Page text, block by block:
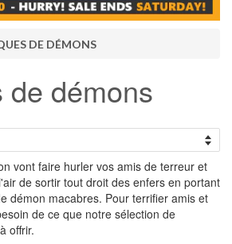
DE DÉMONS
de démons
vont faire hurler vos amis de terreur et
de sortir tout droit des enfers en portant
démon macabres. Pour terrifier amis et
de ce que notre sélection de
offrir.